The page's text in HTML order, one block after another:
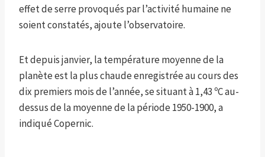
effet de serre provoqués par l’activité humaine ne
soient constatés, ajoute l’observatoire.
Et depuis janvier, la température moyenne de la
planète est la plus chaude enregistrée au cours des
dix premiers mois de l’année, se situant à 1,43 ºC au-
dessus de la moyenne de la période 1950-1900, a
indiqué Copernic.